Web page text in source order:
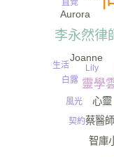
李永然律
靈學
心靈
Joanne
蔡醫師
Aurora
智庫
Lily
白露
風光
生活
直覺
契約